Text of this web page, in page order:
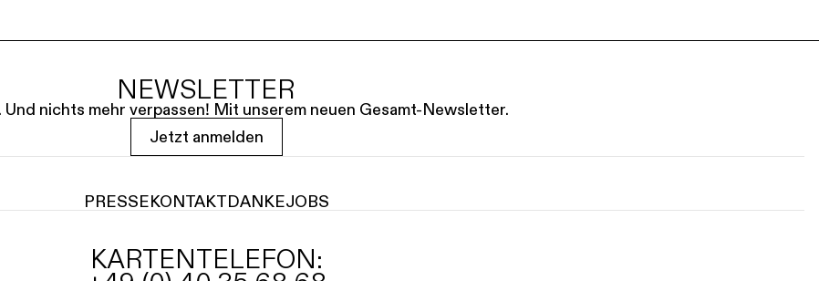
NEWSLETTER
Und nichts mehr verpassen! Mit unserem neuen Gesamt-Newsletter.
Jetzt anmelden
PRESSEKONTAKTDANKEJOBS
KARTENTELEFON: